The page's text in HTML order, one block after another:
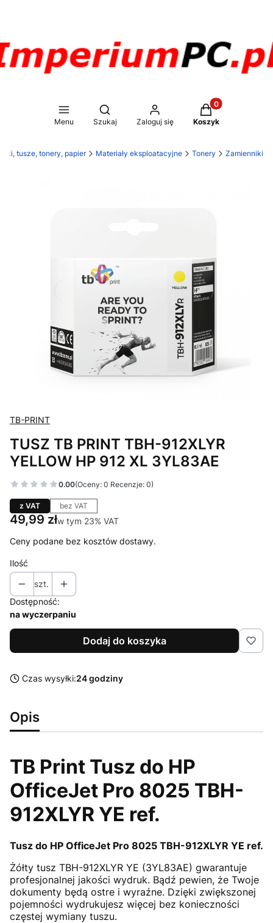
Menu
Otwórz wyszukiwarkę
Szukaj Zaloguj się
Produkty w
Koszyk
tusze, tonery, papier Materiały eksploatacyjne Tonery Zamienniki
TB-PRINT
TUSZ TB PRINT TBH-912XLYR
YELLOW HP 912 XL 3YL83AE
0.00(Oceny: 0 Recenzje: 0)
z VAT bez VAT
Cena
49,99 złw tym 23% VAT
w tym 23% VAT
Ceny podane bez kosztów dostawy.
Ilość
szt.
Dostępność:
na wyczerpaniu
Dodaj do koszyka
Czas wysyłki:24 godziny
Opis
TB Print Tusz do HP
OfficeJet Pro 8025 TBH-
912XLYR YE ref.
Tusz do HP OfficeJet Pro 8025 TBH-912XLYR YE ref.
Żółty tusz TBH-912XLYR YE (3YL83AE) gwarantuje
profesjonalnej jakości wydruk. Bądź pewien, że Twoje
dokumenty będą ostre i wyraźne. Dzięki zwiększonej
pojemności wydrukujesz więcej bez konieczności
częstej wymiany tuszu.